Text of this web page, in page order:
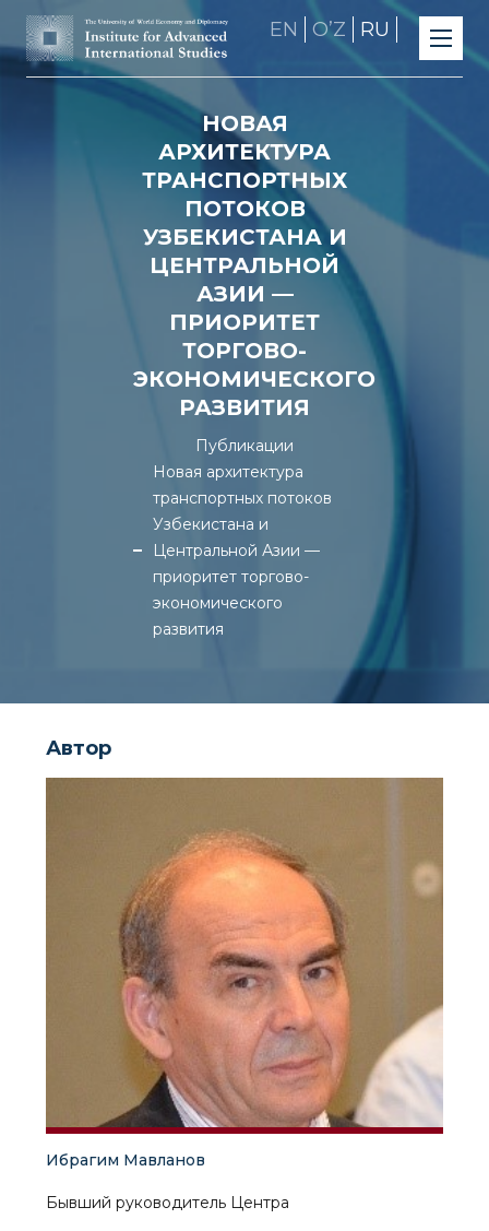
EN OʼZ RU
НОВАЯ
АРХИТЕКТУРА
ТРАНСПОРТНЫХ
ПОТОКОВ
УЗБЕКИСТАНА И
ЦЕНТРАЛЬНОЙ
АЗИИ —
ПРИОРИТЕТ
ТОРГОВО-
ЭКОНОМИЧЕСКОГО
РАЗВИТИЯ
Публикации
Новая архитектура
транспортных потоков
Узбекистана и
Центральной Азии —
приоритет торгово-
экономического
развития
Автор
Ибрагим Мавланов
Бывший руководитель Центра